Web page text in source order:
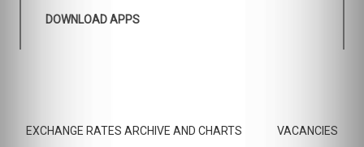
DOWNLOAD APPS
EXCHANGE RATES ARCHIVE AND CHARTS VACANCIES